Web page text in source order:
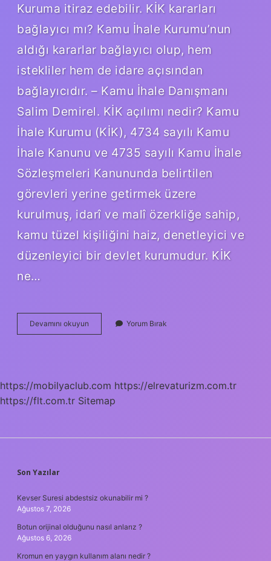
Kuruma itiraz edebilir. KİK kararları
bağlayıcı mı? Kamu İhale Kurumu’nun
aldığı kararlar bağlayıcı olup, hem
istekliler hem de idare açısından
bağlayıcıdır. – Kamu İhale Danışmanı
Salim Demirel. KİK açılımı nedir? Kamu
İhale Kurumu (KİK), 4734 sayılı Kamu
İhale Kanunu ve 4735 sayılı Kamu İhale
Sözleşmeleri Kanununda belirtilen
görevleri yerine getirmek üzere
kurulmuş, idarî ve malî özerkliğe sahip,
kamu tüzel kişiliğini haiz, denetleyici ve
düzenleyici bir devlet kurumudur. KİK
ne…
Devamını okuyun
Kararı
Yorum Bırak
https://mobilyaclub.com https://elrevaturizm.com.tr
https://flt.com.tr Sitemap
SIDEBAR
Son Yazılar
Kevser Suresi abdestsiz okunabilir mi ?
Ağustos 7, 2026
Botun orijinal olduğunu nasıl anlarız ?
Ağustos 6, 2026
Kromun en yaygın kullanım alanı nedir ?